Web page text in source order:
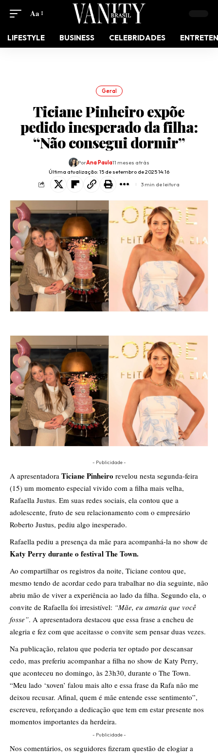
Aa
LIFESTYLE BUSINESS CELEBRIDADES
Geral
Ticiane Pinheiro expõe
pedido inesperado da filha:
“Não consegui dormir”
Última atualização: 15 de setembro de 2025 14:16
PorAna Paula11 meses atrás
3 min de leitura
- Publicidade -
A apresentadora Ticiane Pinheiro revelou nesta segunda-feira
(15) um momento especial vivido com a filha mais velha,
Rafaella Justus. Em suas redes sociais, ela contou que a
adolescente, fruto de seu relacionamento com o empresário
Roberto Justus, pediu algo inesperado.
Rafaella pediu a presença da mãe para acompanhá-la no show de
Katy Perry durante o festival The Town.
Ao compartilhar os registros da noite, Ticiane contou que,
mesmo tendo de acordar cedo para trabalhar no dia seguinte, não
abriu mão de viver a experiência ao lado da filha. Segundo ela, o
convite de Rafaella foi irresistível: “Mãe, eu amaria que você
fosse”. A apresentadora destacou que essa frase a encheu de
alegria e fez com que aceitasse o convite sem pensar duas vezes.
Na publicação, relatou que poderia ter optado por descansar
cedo, mas preferiu acompanhar a filha no show de Katy Perry,
que aconteceu no domingo, às 23h30, durante o The Town.
“Meu lado ‘xoven’ falou mais alto e essa frase da Rafa não me
deixou recusar. Afinal, quem é mãe entende esse sentimento”,
escreveu, reforçando a dedicação que tem em estar presente nos
momentos importantes da herdeira.
- Publicidade -
Nos comentários, os seguidores fizeram questão de elogiar a